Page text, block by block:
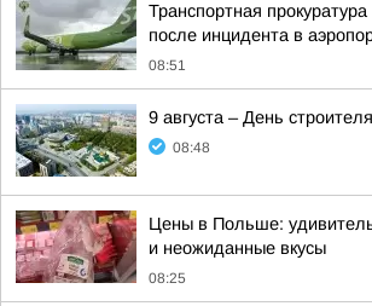
Транспортная
после инцидента в
08:51
9 августа – День
08:48
Цены в Польше:
и неожиданные вкусы
08:25